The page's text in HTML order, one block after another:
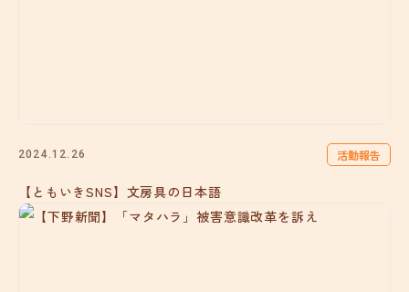
2024.12.26 活動報告
【ともいきSNS】文房具の日本語